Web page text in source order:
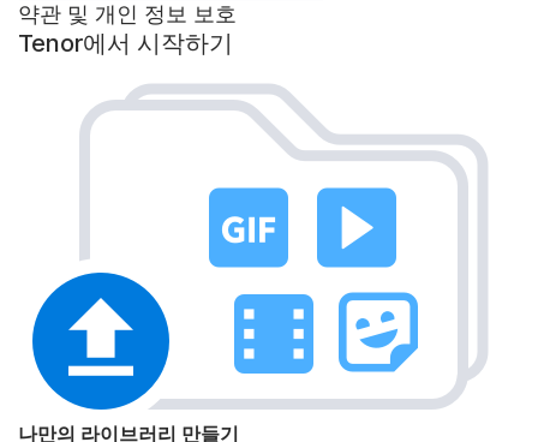
약관 및 개인 정보 보호
Tenor에서 시작하기
나만의 라이브러리 만들기